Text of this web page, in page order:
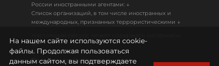
России иностранными агентами: ↓
Список организаций, в том числе иностранных и
международных, признанных террористическими ↓
18+
Политика конфиденциальности
На нашем сайте используются cookie-
файлы. Продолжая пользоваться
данным сайтом, вы подтверждаете